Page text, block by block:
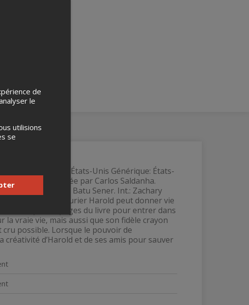
réalisateur: Rio 2 États-Unis Générique: États-
familiale réalisée par Carlos Saldanha.
Mus. orig.: Batu Sener. Int.: Zachary
son livre, l'aventurier Harold peut donner vie
extirpé des pages du livre pour entrer dans
vraie vie, mais aussi que son fidèle crayon
possible. Lorsque le pouvoir de
d’Harold et de ses amis pour sauver
de
le
utilisions
se